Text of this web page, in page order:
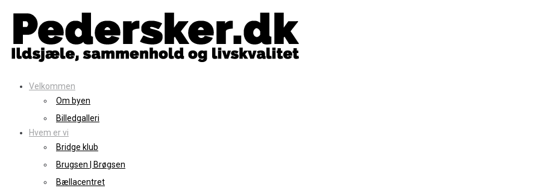
content
Velkommen
Om byen
Billedgalleri
Hvem er vi
Bridge klub
Brugsen | Brøgsen
Bællacentret